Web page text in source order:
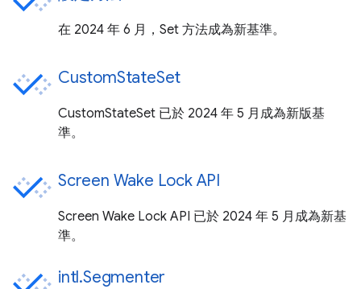
在 2024 年 6 月，Set 方法成為新基準。
CustomStateSet
CustomStateSet 已於 2024 年 5 月成為新版基
準。
Screen Wake Lock API
Screen Wake Lock API 已於 2024 年 5 月成為新基
準。
intl.Segmenter